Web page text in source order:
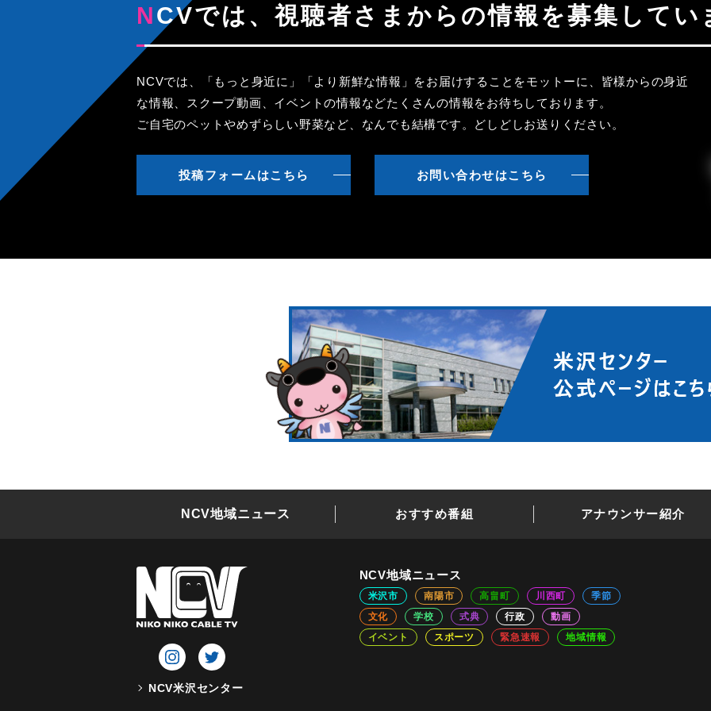
NCVでは、視聴者さまからの情報を募集してい
NCVでは、「もっと身近に」「より新鮮な情報」をお届けすることをモットーに、皆様からの身近
な情報、スクープ動画、イベントの情報などたくさんの情報をお待ちしております。
ご自宅のペットやめずらしい野菜など、なんでも結構です。どしどしお送りください。
投稿フォームはこちら お問い合わせはこちら
NCV地域ニュース おすすめ番組 アナウンサー紹介
NCV米沢センター
NCV地域ニュース
米沢市 南陽市 高畠町 川西町
季節
文化
学校 式典 行政
動画
イベント
スポーツ 緊急速報 地域情報